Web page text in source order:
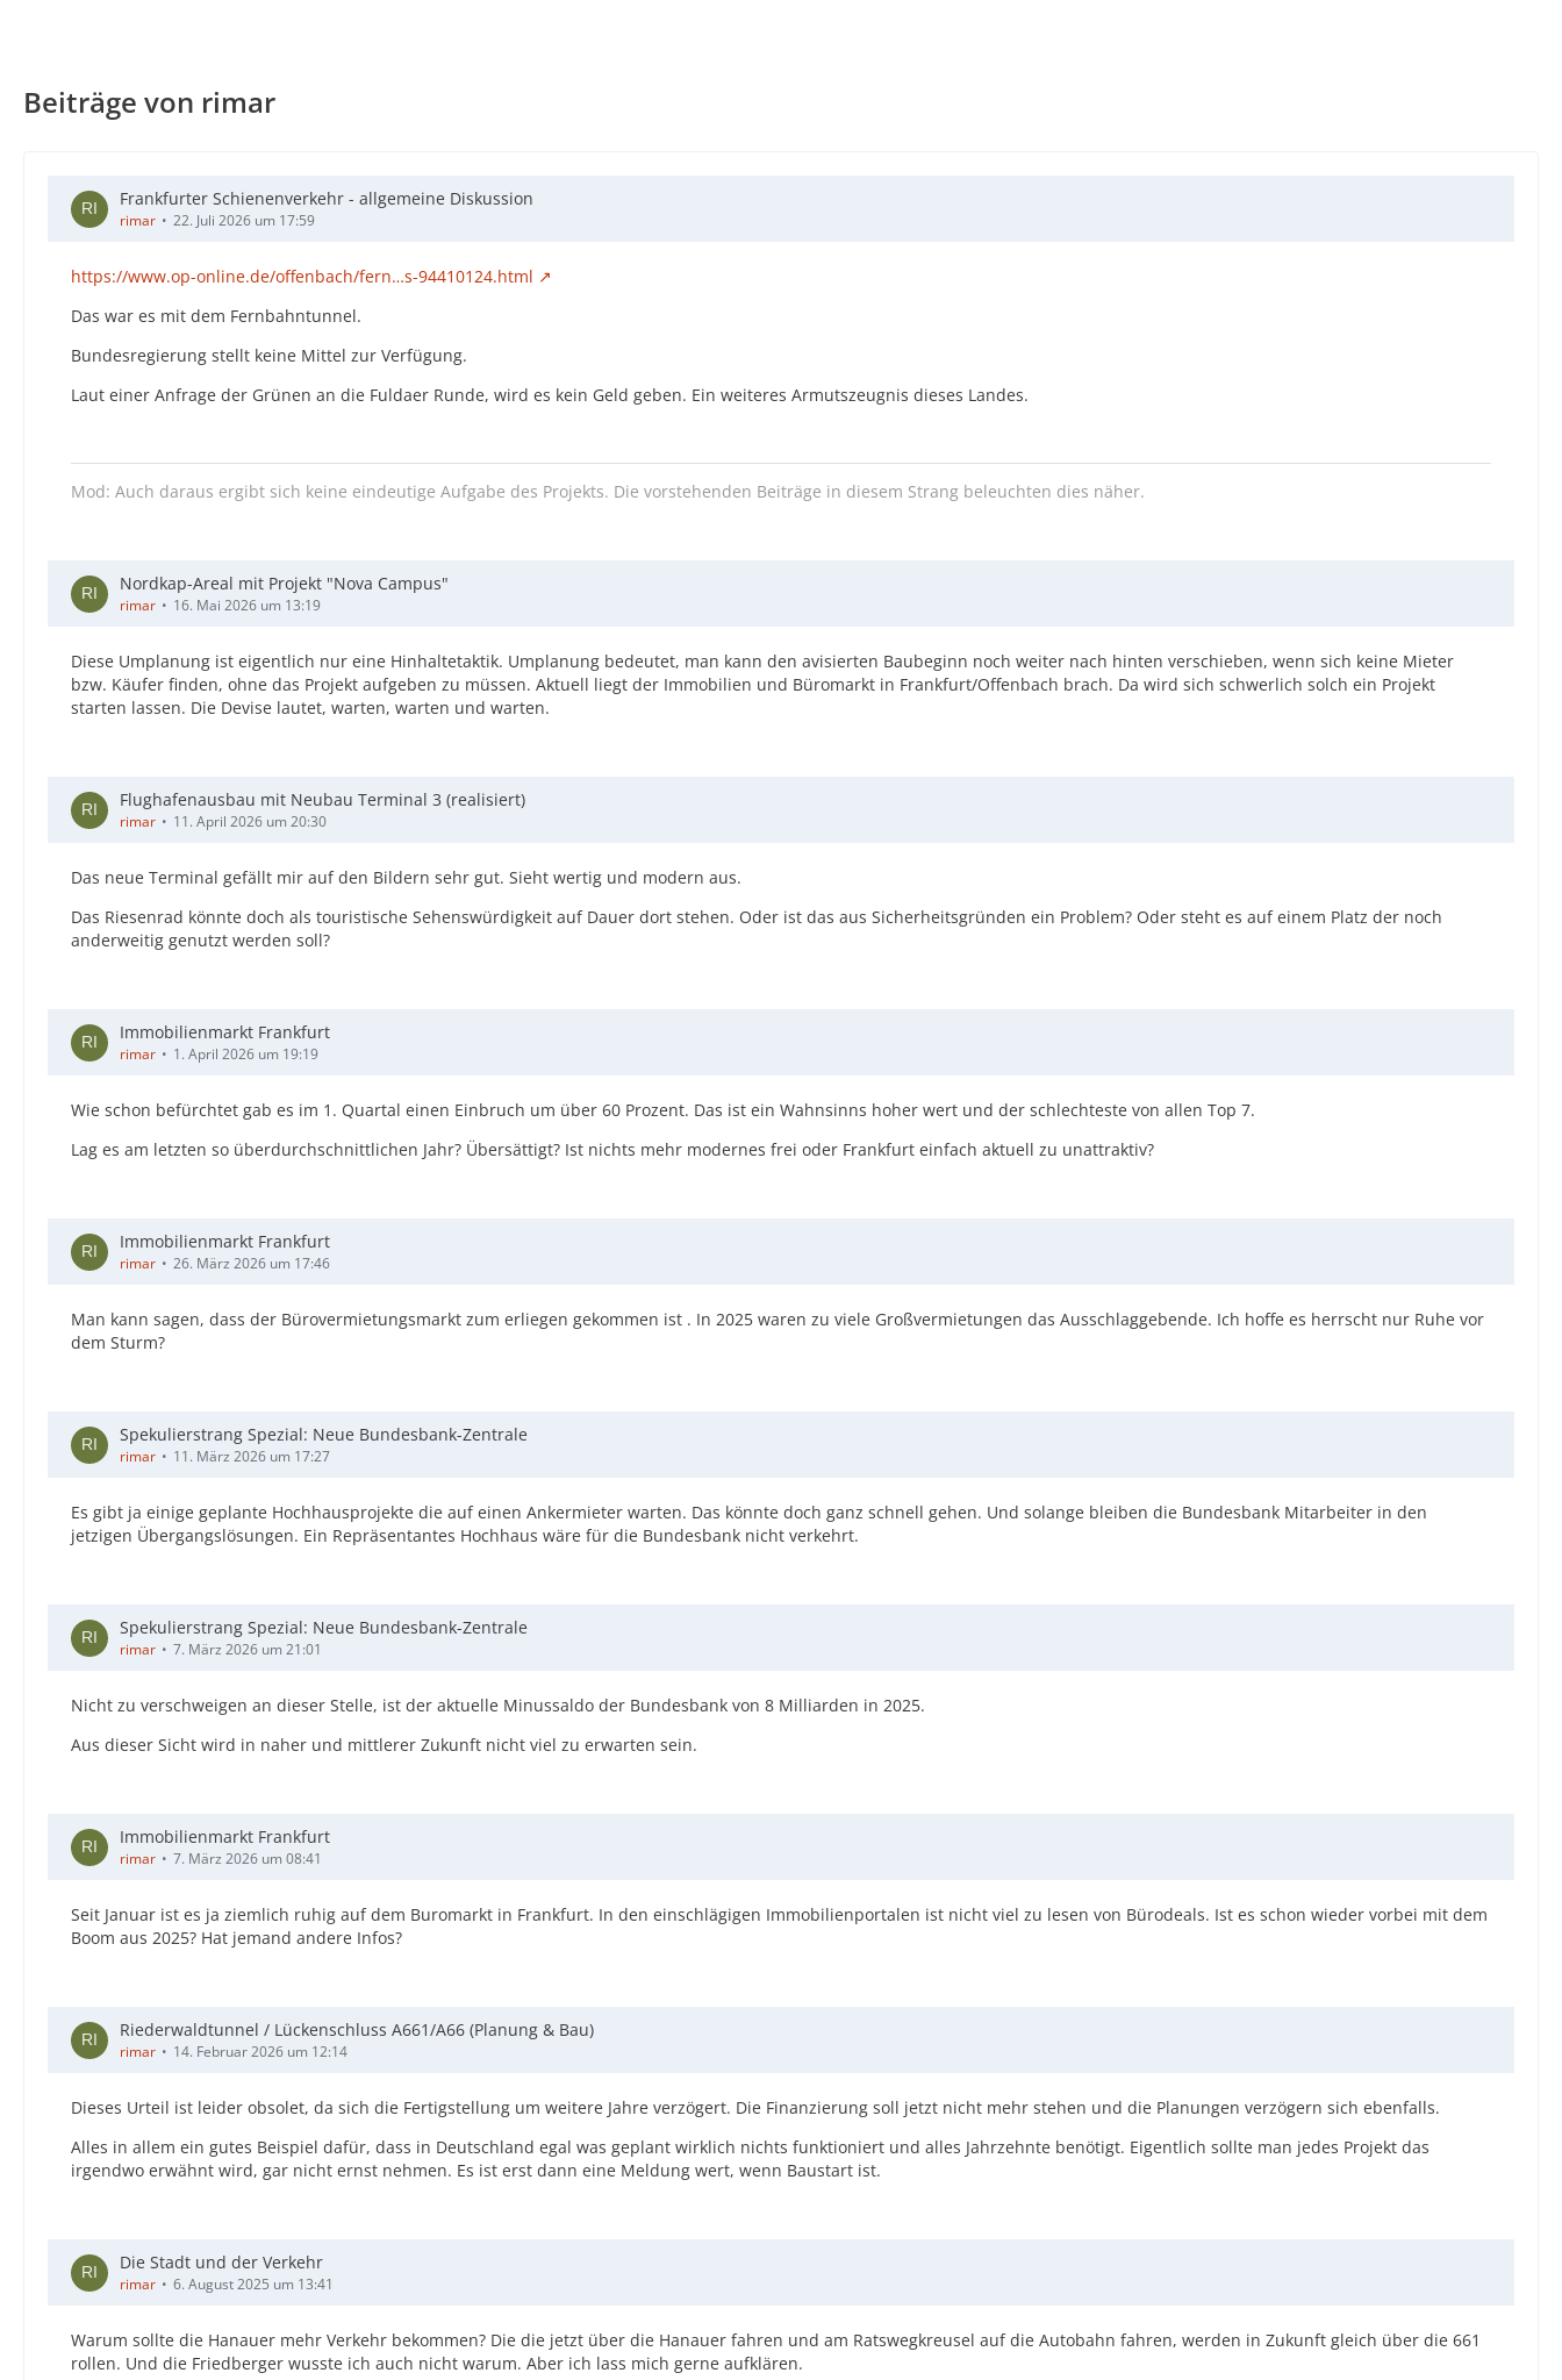
Beiträge von rimar
Frankfurter Schienenverkehr - allgemeine Diskussion
rimar 22. Juli 2026 um 17:59
https://www.op-online.de/offenbach/fern…s-94410124.html
Das war es mit dem Fernbahntunnel.
Bundesregierung stellt keine Mittel zur Verfügung.
Laut einer Anfrage der Grünen an die Fuldaer Runde, wird es kein Geld geben. Ein weiteres Armutszeugnis dieses Landes.
Mod: Auch daraus ergibt sich keine eindeutige Aufgabe des Projekts. Die vorstehenden Beiträge in diesem Strang beleuchten dies näher.
Nordkap-Areal mit Projekt "Nova Campus"
rimar 16. Mai 2026 um 13:19
Diese Umplanung ist eigentlich nur eine Hinhaltetaktik. Umplanung bedeutet, man kann den avisierten Baubeginn noch weiter nach hinten verschieben, wenn sich keine Mieter
bzw. Käufer finden, ohne das Projekt aufgeben zu müssen. Aktuell liegt der Immobilien und Büromarkt in Frankfurt/Offenbach brach. Da wird sich schwerlich solch ein Projekt
starten lassen. Die Devise lautet, warten, warten und warten.
Flughafenausbau mit Neubau Terminal 3 (realisiert)
rimar 11. April 2026 um 20:30
Das neue Terminal gefällt mir auf den Bildern sehr gut. Sieht wertig und modern aus.
Das Riesenrad könnte doch als touristische Sehenswürdigkeit auf Dauer dort stehen. Oder ist das aus Sicherheitsgründen ein Problem? Oder steht es auf einem Platz der noch
anderweitig genutzt werden soll?
Immobilienmarkt Frankfurt
rimar 1. April 2026 um 19:19
Wie schon befürchtet gab es im 1. Quartal einen Einbruch um über 60 Prozent. Das ist ein Wahnsinns hoher wert und der schlechteste von allen Top 7.
Lag es am letzten so überdurchschnittlichen Jahr? Übersättigt? Ist nichts mehr modernes frei oder Frankfurt einfach aktuell zu unattraktiv?
Immobilienmarkt Frankfurt
rimar 26. März 2026 um 17:46
Man kann sagen, dass der Bürovermietungsmarkt zum erliegen gekommen ist . In 2025 waren zu viele Großvermietungen das Ausschlaggebende. Ich hoffe es herrscht nur Ruhe vor
dem Sturm?
Spekulierstrang Spezial: Neue Bundesbank-Zentrale
rimar 11. März 2026 um 17:27
Es gibt ja einige geplante Hochhausprojekte die auf einen Ankermieter warten. Das könnte doch ganz schnell gehen. Und solange bleiben die Bundesbank Mitarbeiter in den
jetzigen Übergangslösungen. Ein Repräsentantes Hochhaus wäre für die Bundesbank nicht verkehrt.
Spekulierstrang Spezial: Neue Bundesbank-Zentrale
rimar 7. März 2026 um 21:01
Nicht zu verschweigen an dieser Stelle, ist der aktuelle Minussaldo der Bundesbank von 8 Milliarden in 2025.
Aus dieser Sicht wird in naher und mittlerer Zukunft nicht viel zu erwarten sein.
Immobilienmarkt Frankfurt
rimar 7. März 2026 um 08:41
Seit Januar ist es ja ziemlich ruhig auf dem Buromarkt in Frankfurt. In den einschlägigen Immobilienportalen ist nicht viel zu lesen von Bürodeals. Ist es schon wieder vorbei mit dem
Boom aus 2025? Hat jemand andere Infos?
Riederwaldtunnel / Lückenschluss A661/A66 (Planung & Bau)
rimar 14. Februar 2026 um 12:14
Dieses Urteil ist leider obsolet, da sich die Fertigstellung um weitere Jahre verzögert. Die Finanzierung soll jetzt nicht mehr stehen und die Planungen verzögern sich ebenfalls.
Alles in allem ein gutes Beispiel dafür, dass in Deutschland egal was geplant wirklich nichts funktioniert und alles Jahrzehnte benötigt. Eigentlich sollte man jedes Projekt das
irgendwo erwähnt wird, gar nicht ernst nehmen. Es ist erst dann eine Meldung wert, wenn Baustart ist.
Die Stadt und der Verkehr
rimar 6. August 2025 um 13:41
Warum sollte die Hanauer mehr Verkehr bekommen? Die die jetzt über die Hanauer fahren und am Ratswegkreusel auf die Autobahn fahren, werden in Zukunft gleich über die 661
rollen. Und die Friedberger wusste ich auch nicht warum. Aber ich lass mich gerne aufklären.